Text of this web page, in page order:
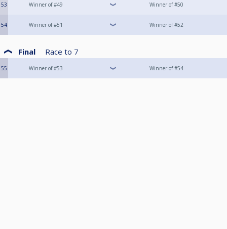
53 Winner of #49 Winner of #50
54 Winner of #51 Winner of #52
Final Race to 7
55 Winner of #53 Winner of #54